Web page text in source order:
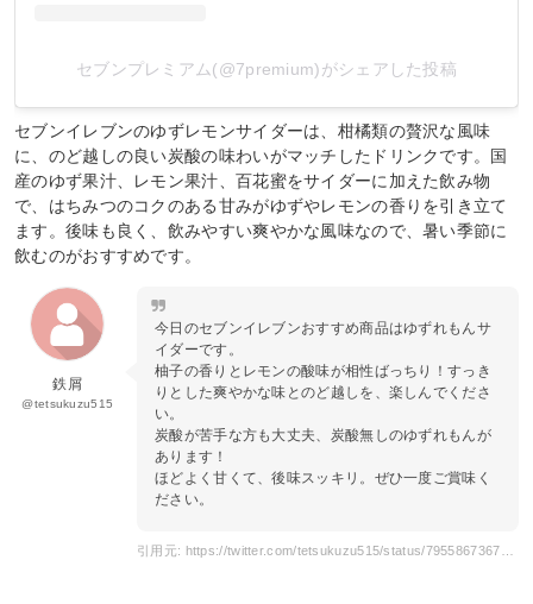
セブンプレミアム(@7premium)がシェアした投稿
セブンイレブンのゆずレモンサイダーは、柑橘類の贅沢な風味
に、のど越しの良い炭酸の味わいがマッチしたドリンクです。国
産のゆず果汁、レモン果汁、百花蜜をサイダーに加えた飲み物
で、はちみつのコクのある甘みがゆずやレモンの香りを引き立て
ます。後味も良く、飲みやすい爽やかな風味なので、暑い季節に
飲むのがおすすめです。
鉄屑
@tetsukuzu515
今日のセブンイレブンおすすめ商品はゆずれもんサ
イダーです。
柚子の香りとレモンの酸味が相性ばっちり！すっき
りとした爽やかな味とのど越しを、楽しんでくださ
い。
炭酸が苦手な方も大丈夫、炭酸無しのゆずれもんが
あります！
ほどよく甘くて、後味スッキリ。ぜひ一度ご賞味く
ださい。